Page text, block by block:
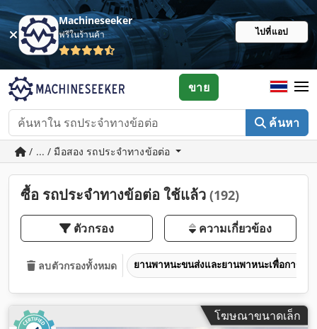
Machineseeker
ฟรีในร้านค้า ไปที่แอป
ค้นหา
ขาย
/ ... / มือสอง รถประจำทางข้อต่อ
ซื้อ รถประจำทางข้อต่อ ใช้แล้ว (192)
ตัวกรอง ความเกี่ยวข้อง
ลบตัวกรองทั้งหมด ยานพาหนะขนส่งและยานพาหนะเพื่อการพ
โฆษณาขนาดเล็ก